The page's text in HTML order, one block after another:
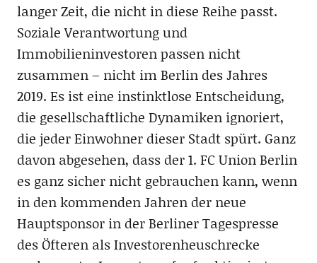
langer Zeit, die nicht in diese Reihe passt.
Soziale Verantwortung und
Immobilieninvestoren passen nicht
zusammen – nicht im Berlin des Jahres
2019. Es ist eine instinktlose Entscheidung,
die gesellschaftliche Dynamiken ignoriert,
die jeder Einwohner dieser Stadt spürt. Ganz
davon abgesehen, dass der 1. FC Union Berlin
es ganz sicher nicht gebrauchen kann, wenn
in den kommenden Jahren der neue
Hauptsponsor in der Berliner Tagespresse
des Öfteren als Investorenheuschrecke